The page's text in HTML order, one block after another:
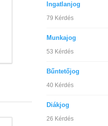
Ingatlanjog
79 Kérdés
Munkajog
53 Kérdés
Bűntetőjog
40 Kérdés
Diákjog
26 Kérdés